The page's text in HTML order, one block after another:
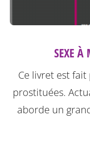
SEXE À
Ce livret est
prostituées.
aborde un